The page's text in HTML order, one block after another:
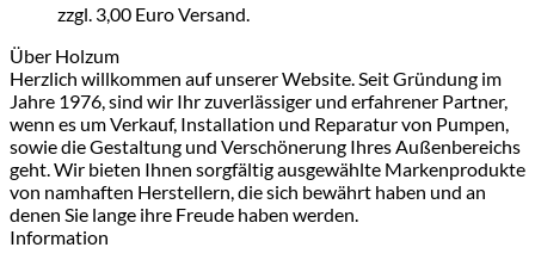
zzgl. 3,00 Euro Versand.
Über Holzum
Herzlich willkommen auf unserer Website. Seit Gründung im
Jahre 1976, sind wir Ihr zuverlässiger und erfahrener Partner,
wenn es um Verkauf, Installation und Reparatur von Pumpen,
sowie die Gestaltung und Verschönerung Ihres Außenbereichs
geht. Wir bieten Ihnen sorgfältig ausgewählte Markenprodukte
von namhaften Herstellern, die sich bewährt haben und an
denen Sie lange ihre Freude haben werden.
Information